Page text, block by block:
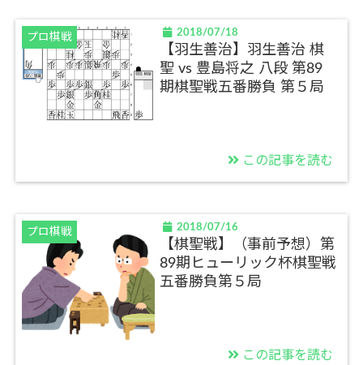
プロ棋戦 2018/07/18
【羽生善治】羽生善治 棋
聖 vs 豊島将之 八段 第89
期棋聖戦五番勝負 第５局
この記事を読む
プロ棋戦 2018/07/16
【棋聖戦】（事前予想）第
89期ヒューリック杯棋聖戦
五番勝負第５局
この記事を読む